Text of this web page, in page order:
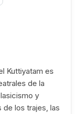
Kuttiyatam es
de la
y
los trajes, las